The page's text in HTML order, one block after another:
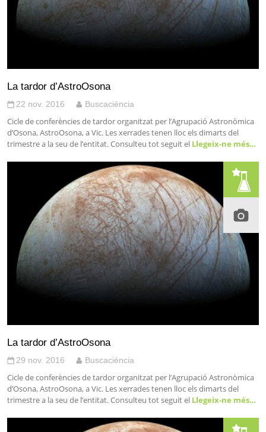
La tardor d’AstroOsona
22 nov. 2016 Buscaciència
Cicle de conferències de tardor organitzat per l’Agrupació Astronòmica
d’Osona, AstroOsona, a Vic. Les xerrades tenen lloc els dimarts del
trimestre a la seu de l’entitat. Consulteu tot seguit el Llegeix-ne més…
La tardor d’AstroOsona
29 nov. 2016 Buscaciència
Cicle de conferències de tardor organitzat per l’Agrupació Astronòmica
d’Osona, AstroOsona, a Vic. Les xerrades tenen lloc els dimarts del
trimestre a la seu de l’entitat. Consulteu tot seguit el Llegeix-ne més…